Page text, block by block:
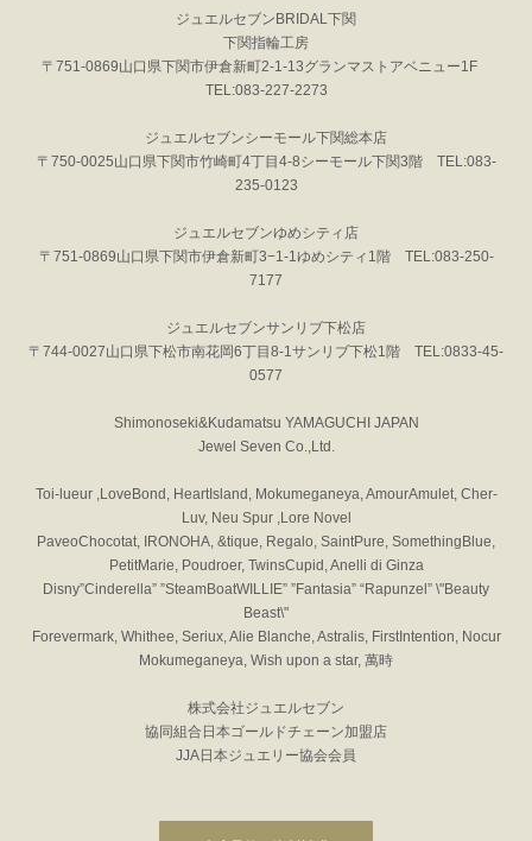
ジュエルセブンBRIDAL下関
下関指輪工房
〒751-0869山口県下関市伊倉新町2-1-13グランマストアベニュー1F
TEL:083-227-2273
ジュエルセブンシーモール下関総本店
〒750-0025山口県下関市竹崎町4丁目4-8シーモール下関3階 TEL:083-
235-0123
ジュエルセブンゆめシティ店
〒751-0869山口県下関市伊倉新町3−1-1ゆめシティ1階 TEL:083-250-
7177
ジュエルセブンサンリブ下松店
〒744-0027山口県下松市南花岡6丁目8-1サンリブ下松1階 TEL:0833-45-
0577
Shimonoseki&Kudamatsu YAMAGUCHI JAPAN
Jewel Seven Co.,Ltd.
Toi-lueur ,LoveBond, HeartIsland, Mokumeganeya, AmourAmulet, Cher-
Luv, Neu Spur ,Lore Novel
PaveoChocotat, IRONOHA, &tique, Regalo, SaintPure, SomethingBlue,
PetitMarie, Poudroer, TwinsCupid, Anelli di Ginza
Disny”Cinderella” ”SteamBoatWILLIE” ”Fantasia” “Rapunzel” \"Beauty
Beast\"
Forevermark, Whithee, Seriux, Alie Blanche, Astralis, FirstIntention, Nocur
Mokumeganeya, Wish upon a star, 萬時
株式会社ジュエルセブン
協同組合日本ゴールドチェーン加盟店
JJA日本ジュエリー協会会員